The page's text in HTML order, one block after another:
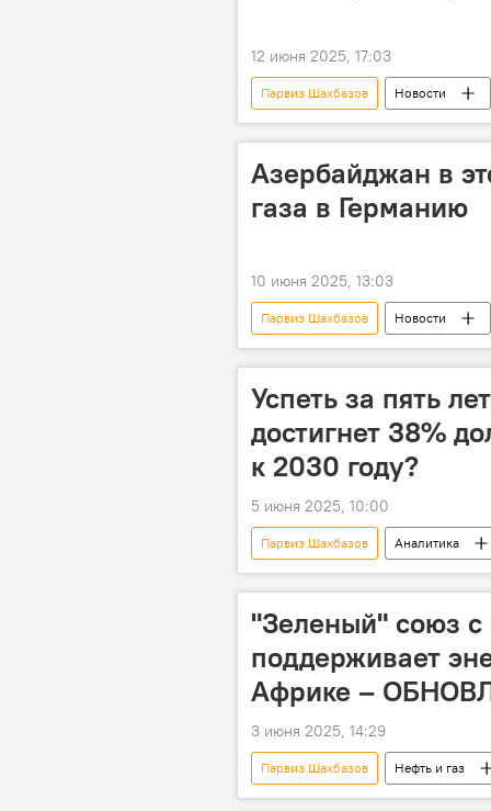
12 июня 2025, 17:03
Парвиз Шахбазов Новости
Зеленая зона
Проект
Азербайджан в
газа в Германию
10 июня 2025, 13:03
Парвиз Шахбазов Новости
Министерство энергетики АР
Успеть за пять
достигнет 38%
к 2030 году?
5 июня 2025, 10:00
Парвиз Шахбазов Аналитика
Бакинская энергетическая неделя
Восточный Зангезур
"Зеленый" союз
поддерживает
Африке –
3 июня 2025, 14:29
Парвиз Шахбазов Нефть и газ
Нефть
Газ